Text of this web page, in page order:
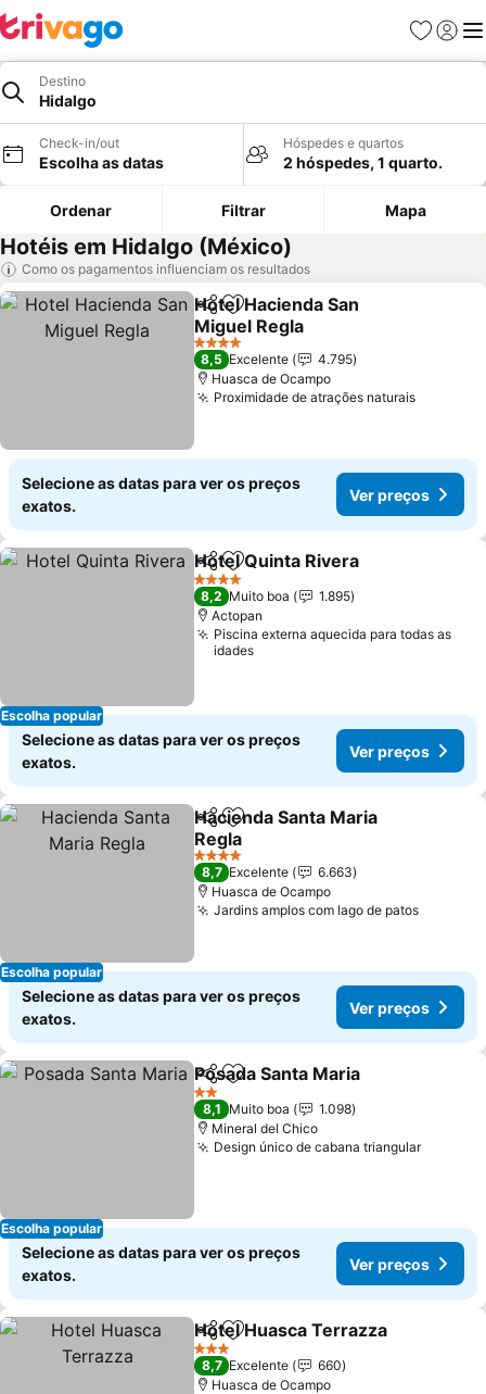
Favoritos
Iniciar
Destino
Hidalgo
Check-in/out
Escolha as datas
Hóspedes e quartos
2 hóspedes, 1 quarto.
Ordenar Filtrar Mapa
Hotéis em Hidalgo (México)
Como os pagamentos influenciam os resultados
PartilharAdicionar aos favoritos
Hotel Hacienda San
Miguel Regla
4 Estrelas
8,5 Excelente
4.795
Huasca de Ocampo
Proximidade de atrações naturais
Selecione as datas para ver os preços
exatos.
Ver preços
Escolha popular
PartilharAdicionar aos favoritos
Hotel Quinta Rivera
4 Estrelas
8,2 Muito boa
1.895
Actopan
Piscina externa aquecida para todas as
idades
Selecione as datas para ver os preços
exatos.
Ver preços
Escolha popular
PartilharAdicionar aos favoritos
Hacienda Santa Maria
Regla
4 Estrelas
8,7 Excelente
6.663
Huasca de Ocampo
Jardins amplos com lago de patos
Selecione as datas para ver os preços
exatos.
Ver preços
Escolha popular
PartilharAdicionar aos favoritos
Posada Santa Maria
2 Estrelas
8,1 Muito boa
1.098
Mineral del Chico
Design único de cabana triangular
Selecione as datas para ver os preços
exatos.
Ver preços
PartilharAdicionar aos favoritos
Hotel Huasca Terrazza
3 Estrelas
8,7 Excelente
660
Huasca de Ocampo